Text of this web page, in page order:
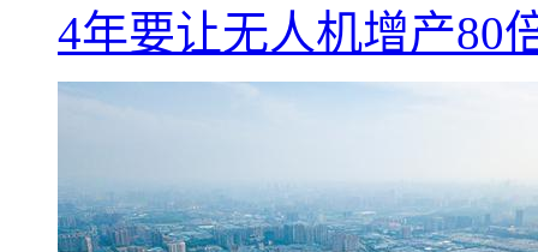
4年要让无人机增产80